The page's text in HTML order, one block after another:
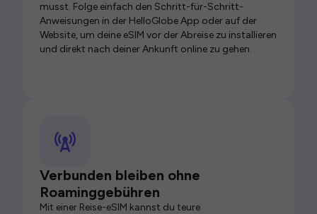
musst. Folge einfach den Schritt-für-Schritt-
Anweisungen in der HelloGlobe App oder auf der
Website, um deine eSIM vor der Abreise zu installieren
und direkt nach deiner Ankunft online zu gehen.
Verbunden bleiben ohne
Roaminggebühren
Mit einer Reise-eSIM kannst du teure